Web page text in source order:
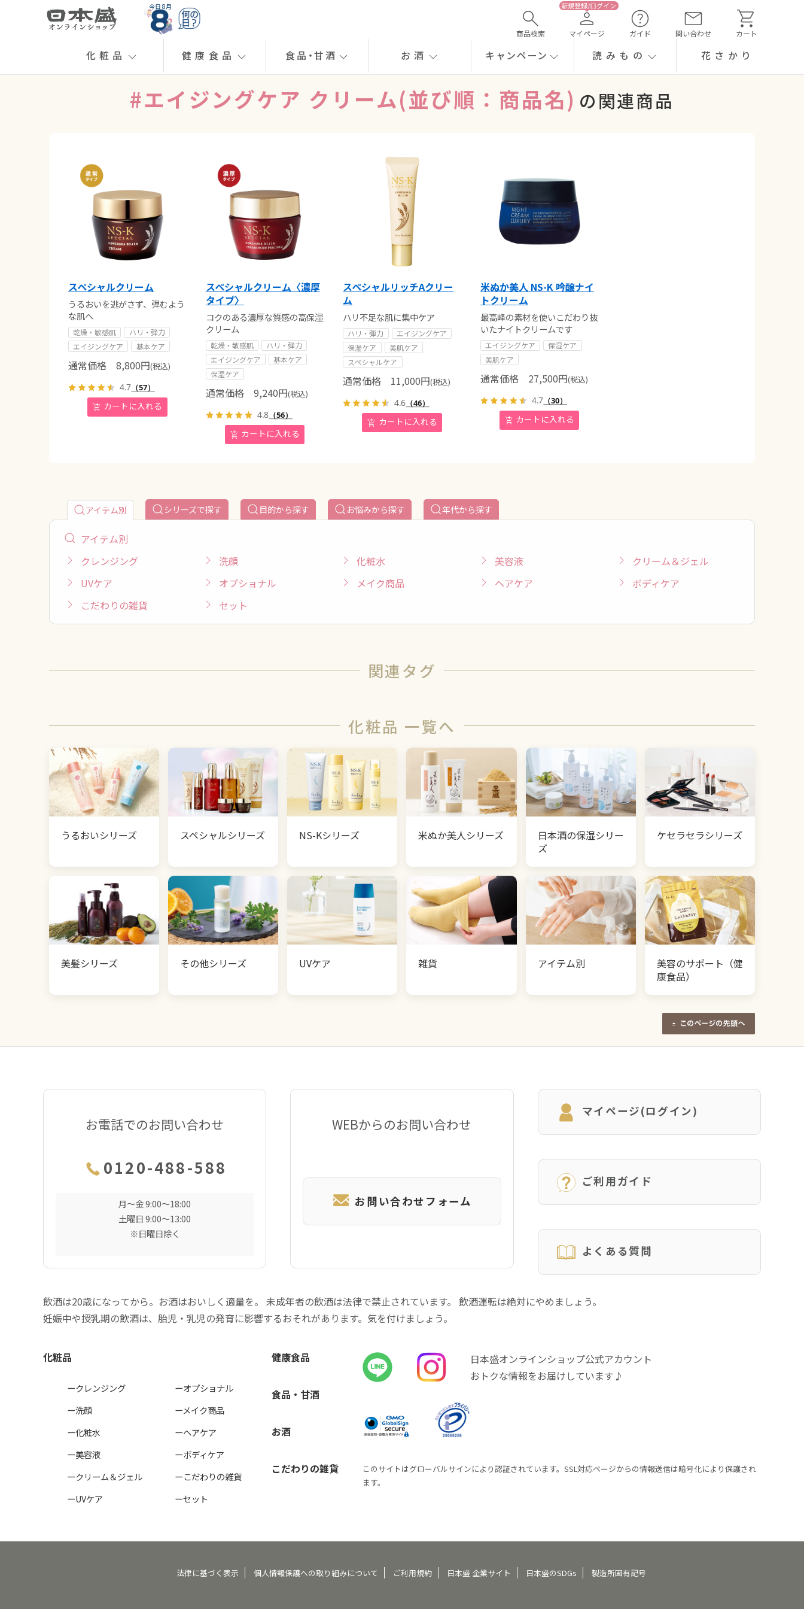
今日 8月
商品検索 マイページ ガイド 問い合わせ カート
化粧品 健康食品 食品・甘酒 お酒 キャンペーン 読みもの 花さかり
#エイジングケア クリーム(並び順：商品名) の関連商品
スペシャルクリーム
うるおいを逃がさず、弾むよう
な肌へ
乾燥・敏感肌
ハリ・弾力
エイジングケア
基本ケア
通常価格 8,800円(税込)
4.7 （57）
スペシャルクリーム〈濃厚
タイプ〉
コクのある濃厚な質感の高保湿
クリーム
乾燥・敏感肌
ハリ・弾力
エイジングケア
基本ケア
保湿ケア
通常価格9,240円(税込)
4.8（56）
スペシャルリッチAクリー
ム
ハリ不足な肌に集中ケア
ハリ・弾力
エイジングケア
保湿ケア
美肌ケア
スペシャルケア
通常価格 11,000円(税込)
4.6 （46）
米ぬか美人 NS-K 吟醸ナイ
トクリーム
最高峰の素材を使いこだわり抜
いたナイトクリームです
エイジングケア
保湿ケア
美肌ケア
通常価格27,500円(税込)
4.7 （30）
アイテム別 シリーズで探す 目的から探す お悩みから探す 年代から探す
アイテム別
クレンジング
洗顔 化粧水 美容液
クリーム＆ジェル
UVケア
オプショナル メイク商品 ヘアケア
ボディケア
こだわりの雑貨
セット
関連タグ
化粧品 一覧へ
うるおいシリーズ スペシャルシリーズ NS-Kシリーズ 米ぬか美人シリーズ
日本酒の保湿シリー
ズ
ケセラセラシリーズ
美髪シリーズ その他シリーズ UVケア 雑貨 アイテム別
美容のサポート（健
康食品）
お電話でのお問い合わせ
0120-488-588
月〜金 9:00〜18:00
土曜日 9:00〜13:00
※日曜日除く
WEBからのお問い合わせ
お問い合わせフォーム
マイページ(ログイン)
ご利用ガイド
よくある質問
飲酒は20歳になってから。お酒はおいしく適量を。 未成年者の飲酒は法律で禁止されています。 飲酒運転は絶対にやめましょう。
妊娠中や授乳期の飲酒は、胎児・乳児の発育に影響するおそれがあります。気を付けましょう。
化粧品
ークレンジング
ー洗顔
ー化粧水
ー美容液
ークリーム＆ジェル
ーUVケア
ーオプショナル
ーメイク商品
ーヘアケア
ーボディケア
ーこだわりの雑貨
ーセット
健康食品
食品・甘酒
お酒
こだわりの雑貨
日本盛オンラインショップ公式アカウント
おトクな情報をお届けしています♪
このサイトはグローバルサインにより認証されています。SSL対応ページからの情報送信は暗号化により保護され
ます。
法律に基づく表示 個人情報保護への取り組みについて ご利用規約 日本盛 企業サイト 日本盛のSDGs 製造所固有記号